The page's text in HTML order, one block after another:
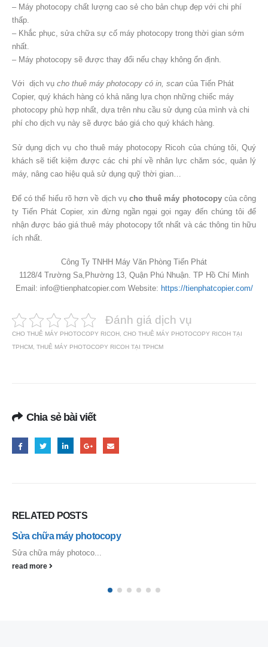
– Máy photocopy chất lượng cao sẻ cho bản chụp đẹp với chi phí
thấp.
– Khắc phục, sửa chữa sự cố máy photocopy trong thời gian sớm
nhất.
– Máy photocopy sẽ được thay đổi nếu chạy không ổn định.
Với dịch vụ cho thuê máy photocopy có in, scan của Tiến Phát
Copier, quý khách hàng có khả năng lựa chọn những chiếc máy
photocopy phù hợp nhất, dựa trên nhu cầu sử dụng của mình và chi
phí cho dịch vụ này sẽ được báo giá cho quý khách hàng.
Sử dụng dịch vụ cho thuê máy photocopy Ricoh của chúng tôi, Quý
khách sẽ tiết kiệm được các chi phí về nhân lực chăm sóc, quản lý
máy, nâng cao hiệu quả sử dụng quỹ thời gian…
Để có thể hiểu rõ hơn về dịch vụ cho thuê máy photocopy của công
ty Tiến Phát Copier, xin đừng ngần ngại gọi ngay đến chúng tôi để
nhận được báo giá thuê máy photocopy tốt nhất và các thông tin hữu
ích nhất.
Công Ty TNHH Máy Văn Phòng Tiến Phát
1128/4 Trường Sa,Phường 13, Quận Phú Nhuận. TP Hồ Chí Minh
Email: info@tienphatcopier.com Website: https://tienphatcopier.com/
Đánh giá dịch vụ
CHO THUÊ MÁY PHOTOCOPY RICOH CHO THUÊ MÁY PHOTOCOPY RICOH TẠI
TPHCM THUÊ MÁY PHOTOCOPY RICOH TẠI TPHCM
Chia sẻ bài viết
RELATED POSTS
Sửa chữa máy photocopy
Sửa chữa máy photoco...
read more